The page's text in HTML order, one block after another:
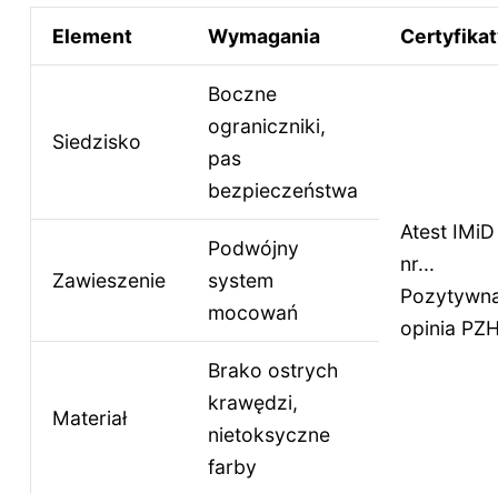
Element Wymagania
Siedzisko
Boczne
ograniczniki,
pas
bezpieczeństwa
Atest IMiD
nr...
opinia
Zawieszenie
Podwójny
system
mocowań
Materiał
Brako ostrych
krawędzi,
nietoksyczne
farby